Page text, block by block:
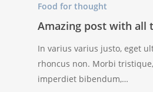
Food for thought
Amazing post with all
In varius varius justo, eget
rhoncus non. Morbi
imperdiet bibendum,…